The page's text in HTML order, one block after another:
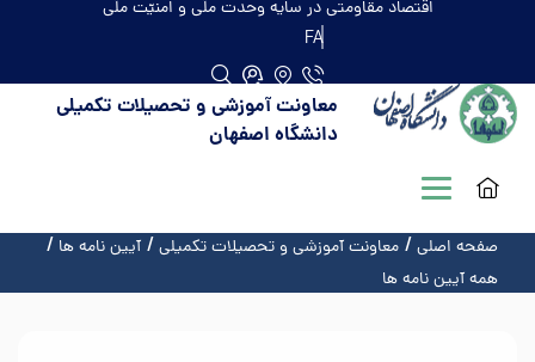
اقتصاد مقاومتی در سایه وحدت ملّی و امنیّت ملّی
FA
معاونت آموزشی و تحصیلات تکمیلی
دانشگاه اصفهان
صفحه اصلی معاونت آموزشی و تحصیلات تکمیلی
آیین نامه ها
همه آیین نامه ها